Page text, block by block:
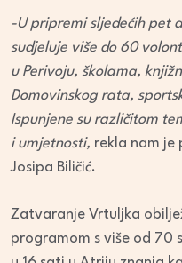
-U pripremi sljedećih pet
sudjeluje više do 60
u Perivoju, školama,
Domovinskog rata,
Ispunjene su različitom
i umjetnosti, rekla nam je
Josipa Biličić.
Zatvaranje Vrtuljka
programom s više od 70